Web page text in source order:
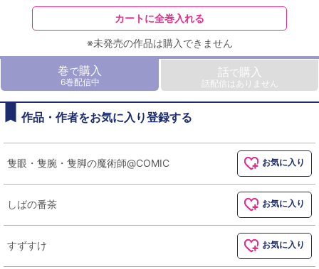
カートに全巻入れる
※未発売の作品は購入できません
巻で購入
6巻配信中
話で購入
話配信はありません
作品・作者をお気に入り登録する
隻眼・隻腕・隻脚の魔術師@COMIC お気に入り
しばの番茶 お気に入り
すずすけ お気に入り